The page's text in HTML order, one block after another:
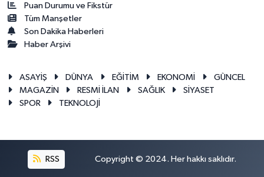
Puan Durumu ve Fikstür
Tüm Manşetler
Son Dakika Haberleri
Haber Arşivi
ASAYİŞ DÜNYA EĞİTİM EKONOMİ
GÜNCEL
MAGAZİN
RESMİ İLAN SAĞLIK
SİYASET
SPOR
TEKNOLOJİ
RSS Copyright © 2024. Her hakkı saklıdır.